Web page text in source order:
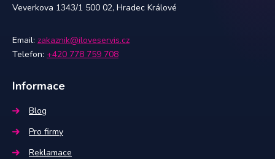
Veverkova 1343/1 500 02, Hradec Králové
Email: zakaznik@iloveservis.cz
Telefon: +420 778 759 708
Informace
Blog
Pro firmy
Reklamace